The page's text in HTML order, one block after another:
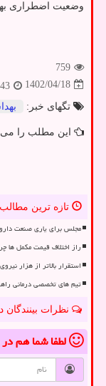
وضعیت اضطراری
759
1402/04/18
تگهای خبر:
این مطلب را می
تازه ترین
مجلس برای یاری صنعت
راز اختلاف قیمت مکمل ها
استقرار بالاتر از هزار
تیم های تخصصی درمانی
نظرات
لطفا شما هم